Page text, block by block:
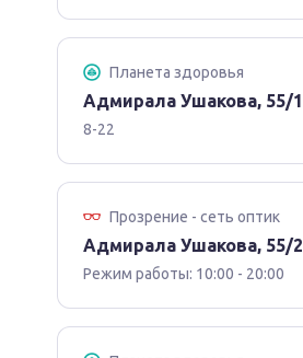
Планета здоровья
Адмирала Ушакова, 55/1
8-22
Прозрение - сеть оптик
Адмирала Ушакова, 55/2
Режим работы: 10:00 - 20:00